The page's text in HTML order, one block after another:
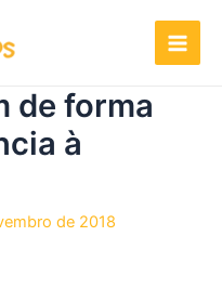
de forma
à
de 2018